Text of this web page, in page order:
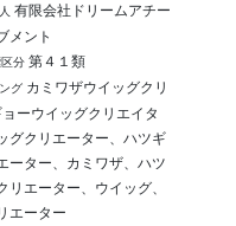
有限会社ドリームアチー
メント
分第４１類
グカミワザウイッグクリ
ーウイッグクリエイタ
グクリエーター、ハツギ
ーター、カミワザ、ハツ
リエーター、ウイッグ、
エーター